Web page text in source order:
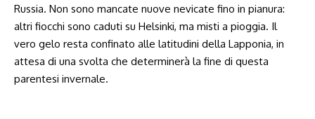
Russia. Non sono mancate nuove nevicate fino in pianura:
altri fiocchi sono caduti su Helsinki, ma misti a pioggia. Il
vero gelo resta confinato alle latitudini della Lapponia, in
attesa di una svolta che determinerà la fine di questa
parentesi invernale.